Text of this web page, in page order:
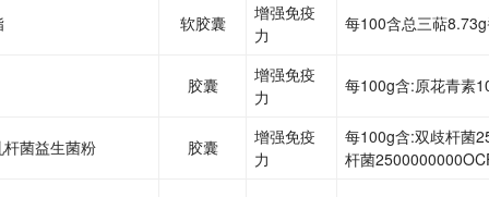
软胶囊
增强免疫
力
每100含总三萜
胶囊
增强免疫
力
每100g含:原花青素
菌益生菌粉 胶囊
增强免疫
力
每100g含:双歧杆菌
杆菌